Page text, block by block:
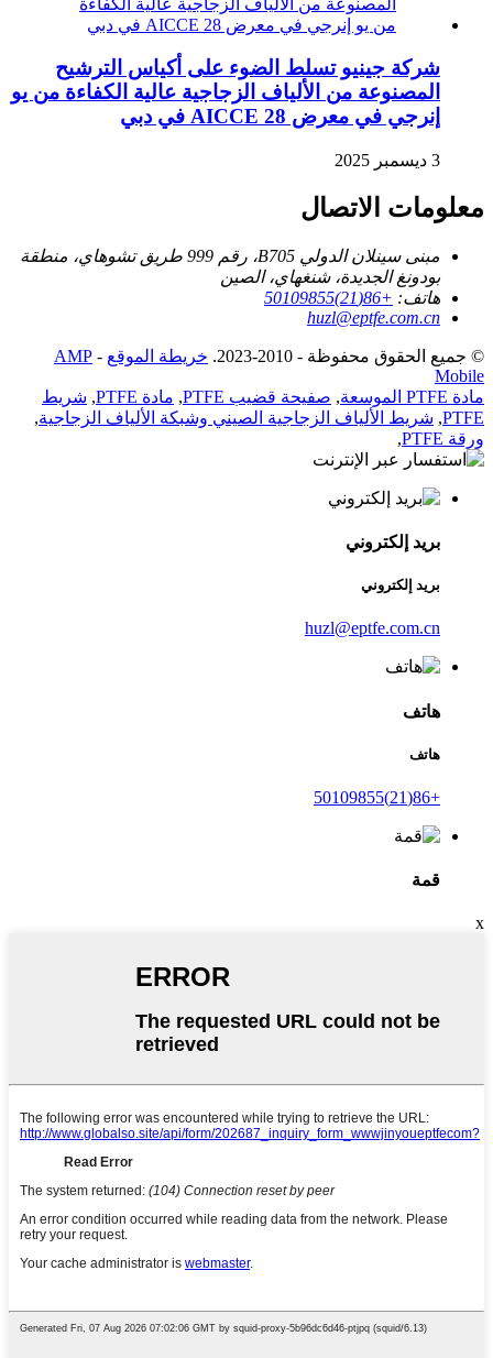
شركة جينيو تسلط الضوء على أكياس الترشيح
المصنوعة من الألياف الزجاجية عالية الكفاءة من يو
إنرجي في معرض AICCE 28 في دبي
3 ديسمبر 2025
معلومات الاتصال
مبنى سينلان الدولي B705، رقم 999 طريق تشوهاي، منطقة
بودونغ الجديدة، شنغهاي، الصين
هاتف: +86(21)50109855
huzl@eptfe.com.cn
© جميع الحقوق محفوظة - 2010-2023. خريطة الموقع -
AMP
Mobile
مادة PTFE الموسعة
, صفيحة قضيب PTFE , مادة PTFE , شريط
PTFE
, شريط الألياف الزجاجية الصيني وشبكة الألياف الزجاجية,
ورقة PTFE
,
بريد إلكتروني
بريد إلكتروني
huzl@eptfe.com.cn
هاتف
هاتف
+86(21)50109855
قمة
x